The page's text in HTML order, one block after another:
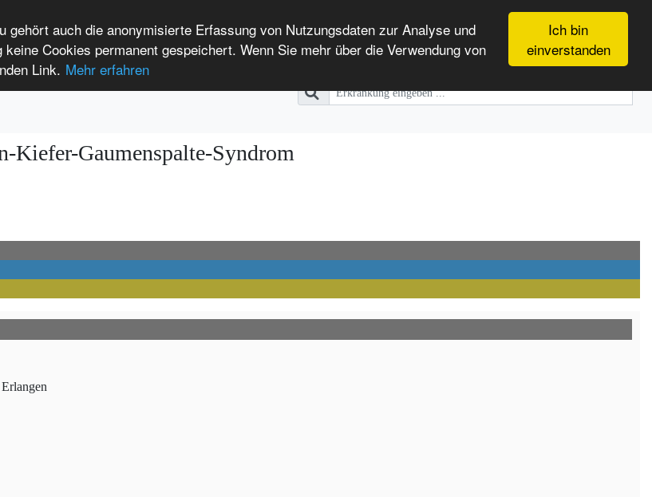
Ich bin
einverstanden
auch die anonymisierte Erfassung von Nutzungsdaten zur Analyse und
Cookies permanent gespeichert. Wenn Sie mehr über die Verwendung von
Link. Mehr erfahren
Erkrankungen
Leichte Sprache International Patients
Kiefer-Gaumenspalte-Syndrom